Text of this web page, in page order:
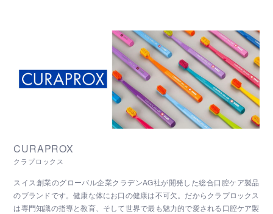
CURAPROX
クラプロックス
スイス創業のグローバル企業クラデンAG社が開発した総合口腔ケア製品
のブランドです。健康な体にお口の健康は不可欠。だからクラプロックス
は専門知識の指導と教育、そして世界で最も魅力的で愛される口腔ケア製